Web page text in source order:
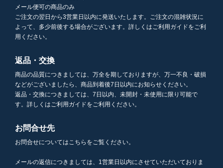
メール便可の商品のみ
ご注文の翌日から3営業日以内に発送いたします。ご注文の混雑状況に
よって、多少前後する場合がございます。詳しくはご利用ガイドをご利
用ください。
返品・交換
商品の品質につきましては、万全を期しておりますが、万一不良・破損
などがございましたら、商品到着後7日以内にお知らせください。
返品・交換につきましては、7日以内、未開封・未使用に限り可能で
す。詳しくはご利用ガイドをご利用ください。
お問合せ先
お問合せについてはこちらをご覧ください。
メールの返信につきましては、1営業日以内にさせていただいておりま